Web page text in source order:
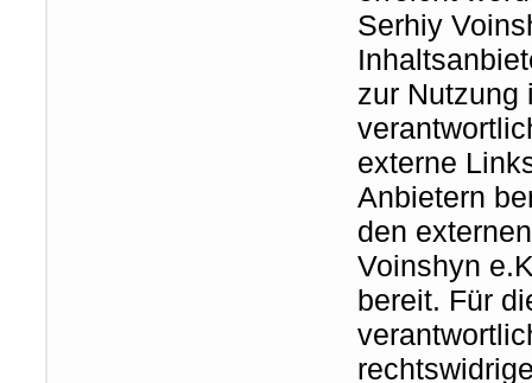
Serhiy
zur Nutzung
externe
Anbietern
den
Voinshyn
bereit. Für